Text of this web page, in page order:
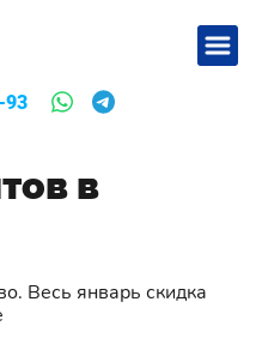
93
в
Весь январь скидка